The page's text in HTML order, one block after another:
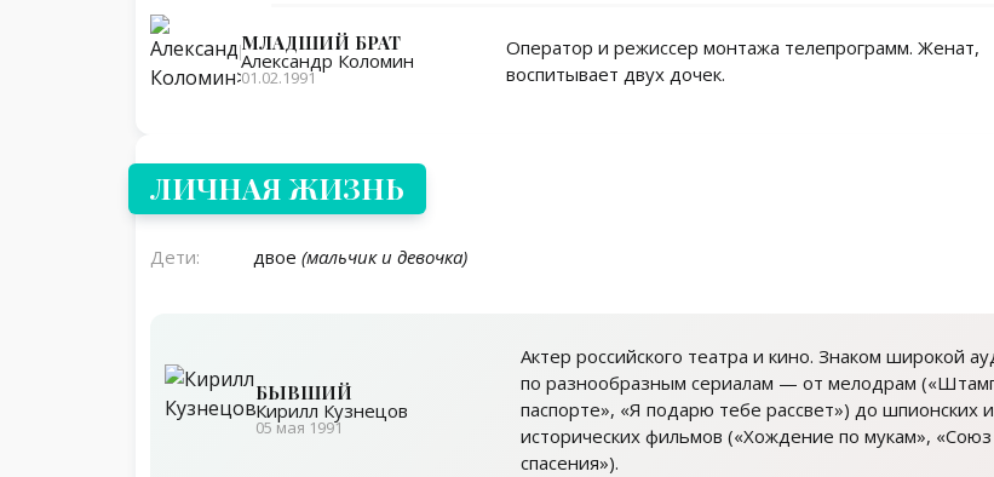
МЛАДШИЙ БРАТ
Александр Коломин
01.02.1991
Оператор и режиссер монтажа телепрограмм. Женат,
воспитывает двух дочек.
ЛИЧНАЯ ЖИЗНЬ
Дети: двое (мальчик и девочка)
БЫВШИЙ
Кирилл Кузнецов
05 мая 1991
Актер российского театра и кино. Знаком широкой
по разнообразным сериалам — от мелодрам
паспорте», «Я подарю тебе рассвет») до шпионских и
исторических фильмов («Хождение по мукам», «Союз
спасения»).